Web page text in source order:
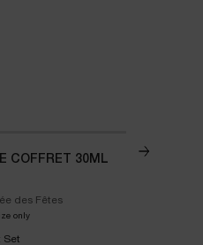
COFFRET 30ML
des Fêtes
onlyfor La Vie Est Belle Coffret 30ml
Set